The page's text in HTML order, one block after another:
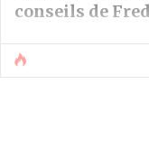
conseils de